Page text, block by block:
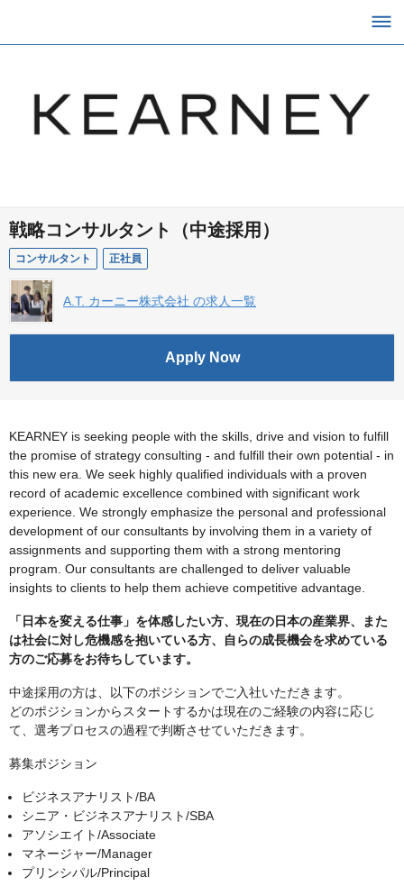
戦略コンサルタント（中途採用）
コンサルタント 正社員
A.T. カーニー株式会社 の求人一覧
Apply Now
KEARNEY is seeking people with the skills, drive and vision to fulfill
the promise of strategy consulting - and fulfill their own potential - in
this new era. We seek highly qualified individuals with a proven
record of academic excellence combined with significant work
experience. We strongly emphasize the personal and professional
development of our consultants by involving them in a variety of
assignments and supporting them with a strong mentoring
program. Our consultants are challenged to deliver valuable
insights to clients to help them achieve competitive advantage.
「日本を変える仕事」を体感したい方、現在の日本の産業界、また
は社会に対し危機感を抱いている方、自らの成長機会を求めている
方のご応募をお待ちしています。
中途採用の方は、以下のポジションでご入社いただきます。
どのポジションからスタートするかは現在のご経験の内容に応じ
て、選考プロセスの過程で判断させていただきます。
募集ポジション
ビジネスアナリスト/BA
シニア・ビジネスアナリスト/SBA
アソシエイト/Associate
マネージャー/Manager
プリンシパル/Principal